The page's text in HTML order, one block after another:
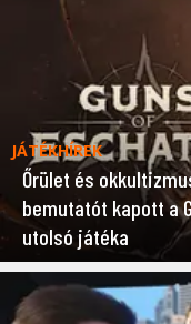
JÁTÉKHÍREK
Őrület és
bemutatót kapott a
utolsó játéka